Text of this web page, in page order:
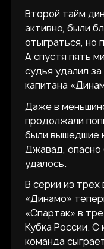
Второй тайм
активно, были
отыграться, но
А спустя пять
судья удалил
капитана
Даже в
продолжали
были вышедшие
Джавад, опасно
удалось.
В серии из
«Динамо»
«Спартак» в
Кубка России.
команда